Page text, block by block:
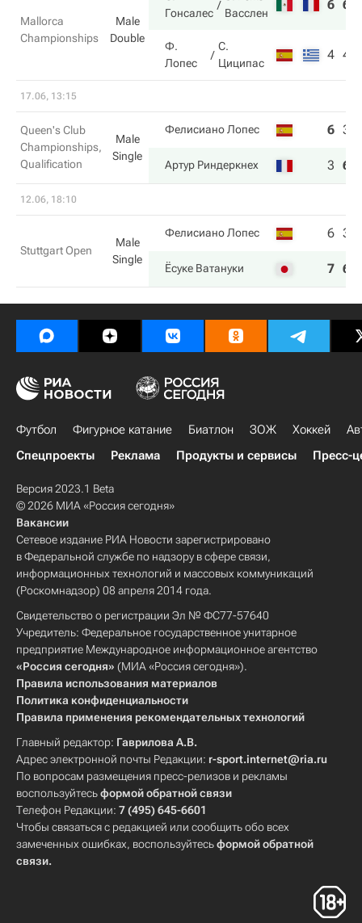
Mallorca
Championships
Male
Double
Гонсалес
Васслен
6 6
Ф.
Лопес
С.
Циципас
4 4
17.06, 13:15
Queen's Club
Championships,
Qualification
Male
Single
Фелисиано Лопес 6 3
Артур Риндеркнех 3 6
12.06, 18:10
Stuttgart Open
Male
Single
Фелисиано Лопес 6 3
Ёсуке Ватануки 7 6
Футбол Фигурное катание Биатлон ЗОЖ Хоккей
Спецпроекты
Реклама Продукты и сервисы Пресс-
Версия 2023.1 Beta
© 2026 МИА «Россия сегодня»
Вакансии
Сетевое издание РИА Новости зарегистрировано
в Федеральной службе по надзору в сфере связи,
информационных технологий и массовых коммуникаций
(Роскомнадзор) 08 апреля 2014 года.
Свидетельство о регистрации Эл № ФС77-57640
Учредитель: Федеральное государственное унитарное
предприятие Международное информационное агентство
«Россия сегодня» (МИА «Россия сегодня»).
Правила использования материалов
Политика конфиденциальности
Правила применения рекомендательных технологий
Главный редактор: Гаврилова А.В.
Адрес электронной почты Редакции: r-sport.internet@ria.ru
По вопросам размещения пресс-релизов и рекламы
воспользуйтесьформой обратной связи
Телефон Редакции: 7 (495) 645-6601
Чтобы связаться с редакцией или сообщить обо всех
замеченных ошибках, воспользуйтесьформой обратной
связи.